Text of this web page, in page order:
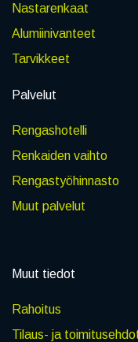
Nastarenkaat
Alumiinivanteet
Tarvikkeet
Palvelut
Rengashotelli
Renkaiden vaihto
Rengastyöhinnasto
Muut palvelut
Muut tiedot
Rahoitus
Tilaus- ja